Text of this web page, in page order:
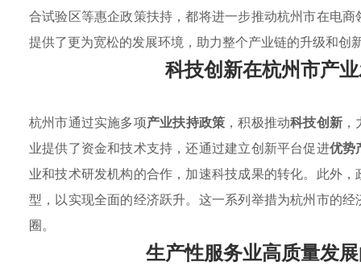
合试验区等惠企政策扶持，都将进一步推动杭州市在电
提供了更为宽松的发展环境，助力整个产业链的升级和创
科技创新在杭州市产
杭州市通过实施多项产业扶持政策 ，积极推动科技创新
业提供了资金和技术支持，还通过建立创新平台促进优势
业和技术研发机构的合作，加速科技成果的转化。此外，
型，以实现全面的经济跃升。这一系列举措为杭州市的
圈。
生产性服务业高质量发